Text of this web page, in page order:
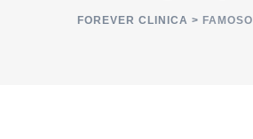
FOREVER CLINICA > FAMOSO